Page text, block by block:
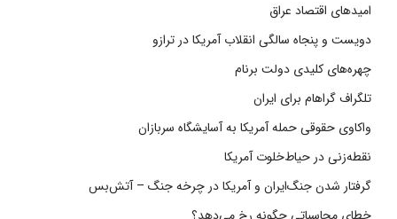
امیدهای اقتصاد عراق
دویست و پنجاه سالگی انقلاب آمریکا در ترازو
چهره‌های کلیدی دولت برنام
تلگراف گراهام برای ایران
واکاوی حقوقی حمله آمریکا به آسایشگاه سربازان
نقطه‌زنی در حیاط‌خلوت آمریکا
گرفتار شدن جنگ‌ایران و آمریکا در چرخه جنگ – آتش‌بس